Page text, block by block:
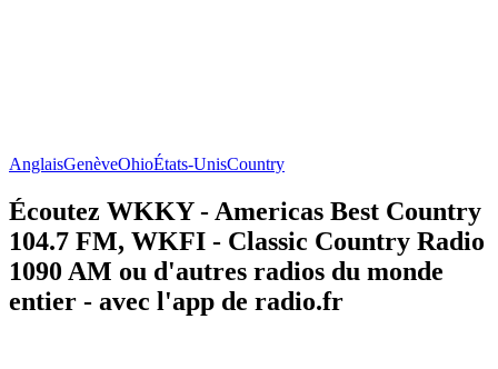
AnglaisGenèveOhioÉtats-UnisCountry
Écoutez WKKY - Americas Best Country
104.7 FM, WKFI - Classic Country Radio
1090 AM ou d'autres radios du monde
entier - avec l'app de radio.fr